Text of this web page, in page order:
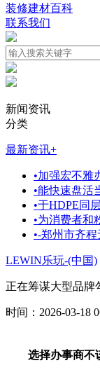
装修建材百科
联系我们
新闻资讯
分类
最新资讯+
•加强宏不雅
•能快速盘活
•于HDPE同
•为消费者和
•-郑州市齐
LEWIN乐玩-(中国)
正在筹谋大型品牌
时间：2026-03-18
选择办事商不该